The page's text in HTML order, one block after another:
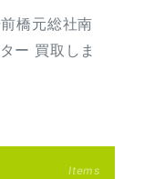
橋元総社南
ー 買取しま
Items